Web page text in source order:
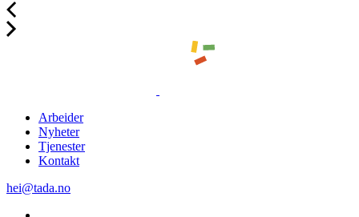
Arbeider
Nyheter
Tjenester
Kontakt
hei@tada.no